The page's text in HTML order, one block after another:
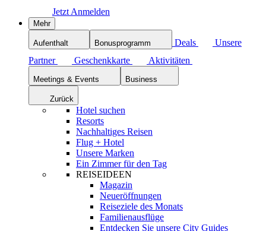
Jetzt Anmelden
Mehr
Aufenthalt Bonusprogramm Deals
Unsere
Partner
Geschenkkarte Aktivitäten
Meetings & Events Business
Zurück
Hotel suchen
Resorts
Nachhaltiges Reisen
Flug + Hotel
Unsere Marken
Ein Zimmer für den Tag
REISEIDEEN
Magazin
Neueröffnungen
Reiseziele des Monats
Familienausflüge
Entdecken Sie unsere City Guides